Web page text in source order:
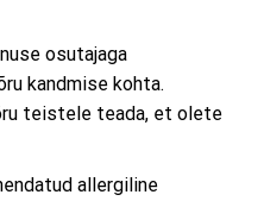
osutajaga
kandmise kohta.
teistele teada, et olete
allergiline